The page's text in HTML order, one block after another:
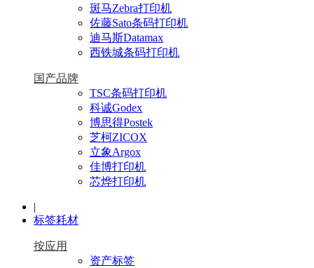
斑马Zebra打印机
佐藤Sato条码打印机
迪马斯Datamax
西铁城条码打印机
国产品牌
TSC条码打印机
科诚Godex
博思得Postek
芝柯ZICOX
立象Argox
佳博打印机
芯烨打印机
|
标签耗材
按应用
资产标签